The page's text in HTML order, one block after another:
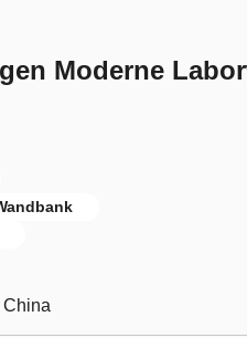
Moderne